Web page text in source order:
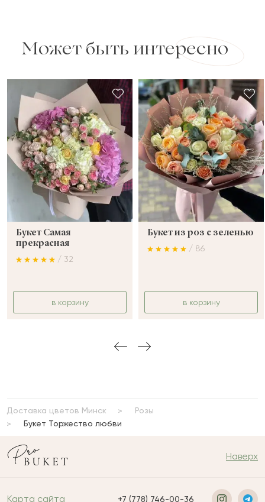
Может быть интересно
Букет Самая
прекрасная
/ 32
в корзину
Букет из роз с зеленью
/ 86
в корзину
Доставка цветов Минск
Розы
Букет Торжество любви
Наверх
Карта сайта +7 (778) 746-00-36